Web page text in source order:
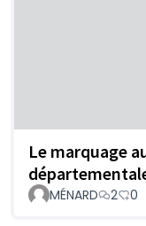
Le marquage
MÉNARD 2 0